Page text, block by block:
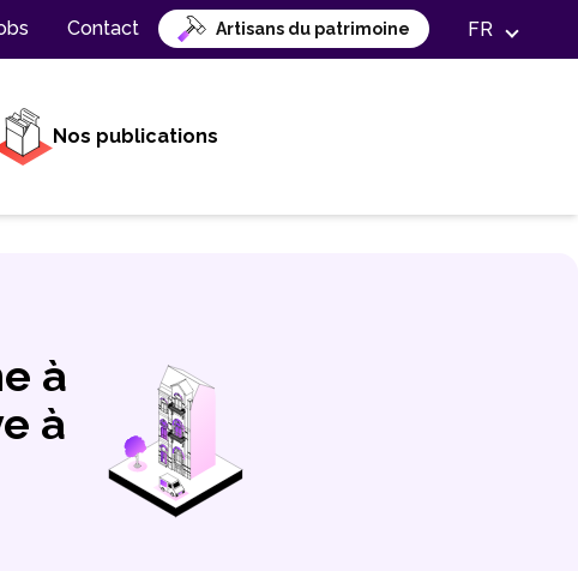
Contact Artisans du patrimoine FR
Nos publications
à
à